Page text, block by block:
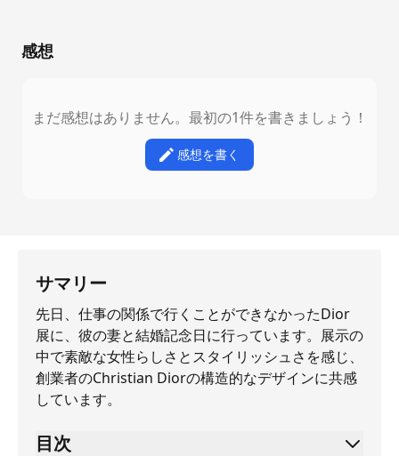
感想
まだ感想はありません。最初の1件を書きましょう！
感想を書く
サマリー
先日、仕事の関係で行くことができなかったDior
展に、彼の妻と結婚記念日に行っています。展示の
中で素敵な女性らしさとスタイリッシュさを感じ、
創業者のChristian Diorの構造的なデザインに共感
しています。
目次